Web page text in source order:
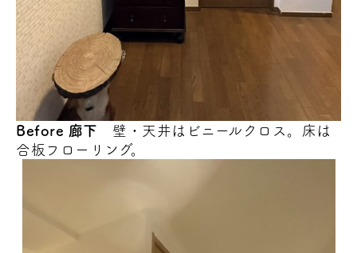
Before 廊下 壁・天井はビニールクロス。床は
合板フローリング。